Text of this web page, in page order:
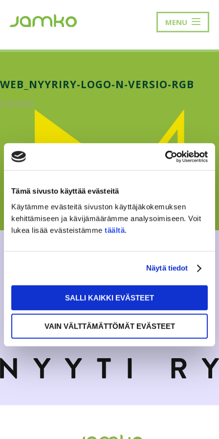
Tämä sivusto käyttää evästeitä
Käytämme evästeitä sivuston käyttäjäkokemuksen
kehittämiseen ja kävijämäärämme analysoimiseen. Voit
lukea lisää evästeistämme täältä.
Näytä tiedot
SALLI KAIKKI EVÄSTEET
VAIN VÄLTTÄMÄTTÖMÄT EVÄSTEET
MENU
WEB_NYYRIRY-LOGO-N-VERSIO-RGB
3.10.2016